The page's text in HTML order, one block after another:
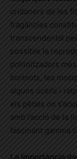
cridaners de les
fragàncies
transcendental
possible la
pol·linitzadors
borinots, les
alguns ocells i
els pètals on
amb l’acció de la
fascinant gamma
La importància